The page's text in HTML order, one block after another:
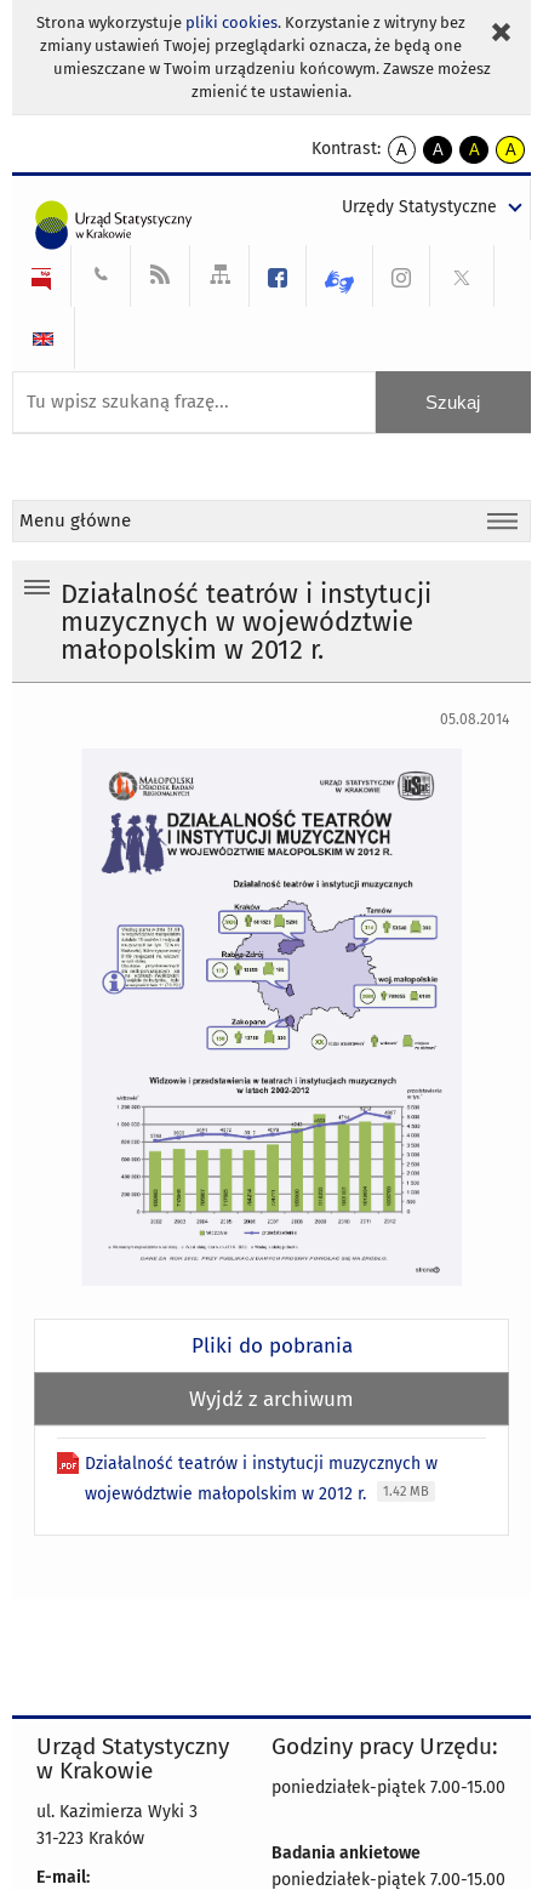
Strona wykorzystuje pliki cookies. Korzystanie z witryny bez
zmiany ustawień Twojej przeglądarki oznacza, że będą one
umieszczane w Twoim urządzeniu końcowym. Zawsze możesz
zmienić te ustawienia.
Kontrast:
A
kontrast
A
kontrast
tekst
czarnym
A
kontrast
tekst
czarnym
A
tekst
żółtym
Urzędy Statystyczne
Menu główne
Działalność teatrów i instytucji
muzycznych w województwie
małopolskim w 2012 r.
05.08.2014
Pliki do pobrania
Wyjdź z archiwum
Działalność teatrów i instytucji muzycznych w
województwie małopolskim w 2012 r.
1.42 MB
Urząd Statystyczny
w Krakowie
ul. Kazimierza Wyki 3
31-223 Kraków
E-mail:
Godziny pracy Urzędu:
poniedziałek-piątek 7.00-15.00
Badania ankietowe
poniedziałek-piątek 7.00-15.00